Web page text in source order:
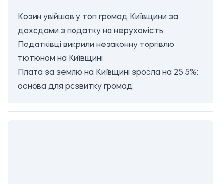
Козин увійшов у топ громад Київщини за
доходами з податку на нерухомість
Податківці викрили незаконну торгівлю
тютюном на Київщині
Плата за землю на Київщині зросла на 25,5%:
основа для розвитку громад